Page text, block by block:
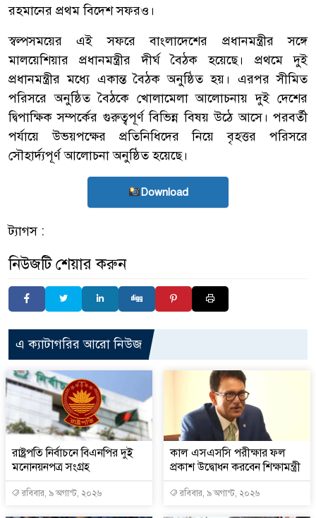
রহমানের প্রথম বিদেশ সফরও।
স্বল্পসময়ের এই সফরে বাংলাদেশের প্রধানমন্ত্রীর সঙ্গে
মালয়েশিয়ার প্রধানমন্ত্রীর দীর্ঘ বৈঠক হয়েছে। প্রথমে দুই
প্রধানমন্ত্রীর মধ্যে একান্ত বৈঠক অনুষ্ঠিত হয়। এরপর সীমিত
পরিসরে অনুষ্ঠিত বৈঠকে খোলামেলা আলোচনায় দুই দেশের
দ্বিপাক্ষিক সম্পর্কের গুরুত্বপূর্ণ বিভিন্ন বিষয় উঠে আসে। পরবর্তী
পর্যায়ে উভয়পক্ষের প্রতিনিধিদের নিয়ে বৃহত্তর পরিসরে
সৌহার্দ্যপূর্ণ আলোচনা অনুষ্ঠিত হয়েছে।
Download
ট্যাগস :
নিউজটি শেয়ার করুন
এ ক্যাটাগরির আরো নিউজ
রাষ্ট্রপতি নির্বাচনে বিএনপির দুই
মনোনয়নপত্র সংগ্রহ
রবিবার, ৯ অগাস্ট, ২০২৬
কাল এসএসসি পরীক্ষার ফল
প্রকাশ উদ্বোধন করবেন শিক্ষামন্ত্রী
রবিবার, ৯ অগাস্ট, ২০২৬